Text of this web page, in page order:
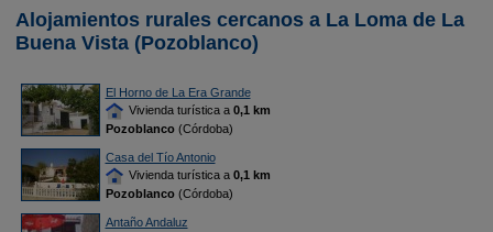
Alojamientos rurales cercanos a La Loma de La
Buena Vista (Pozoblanco)
El Horno de La Era Grande
Vivienda turística a 0,1 km
Pozoblanco(Córdoba)
Casa del Tío Antonio
Vivienda turística a 0,1 km
Pozoblanco(Córdoba)
Antaño Andaluz